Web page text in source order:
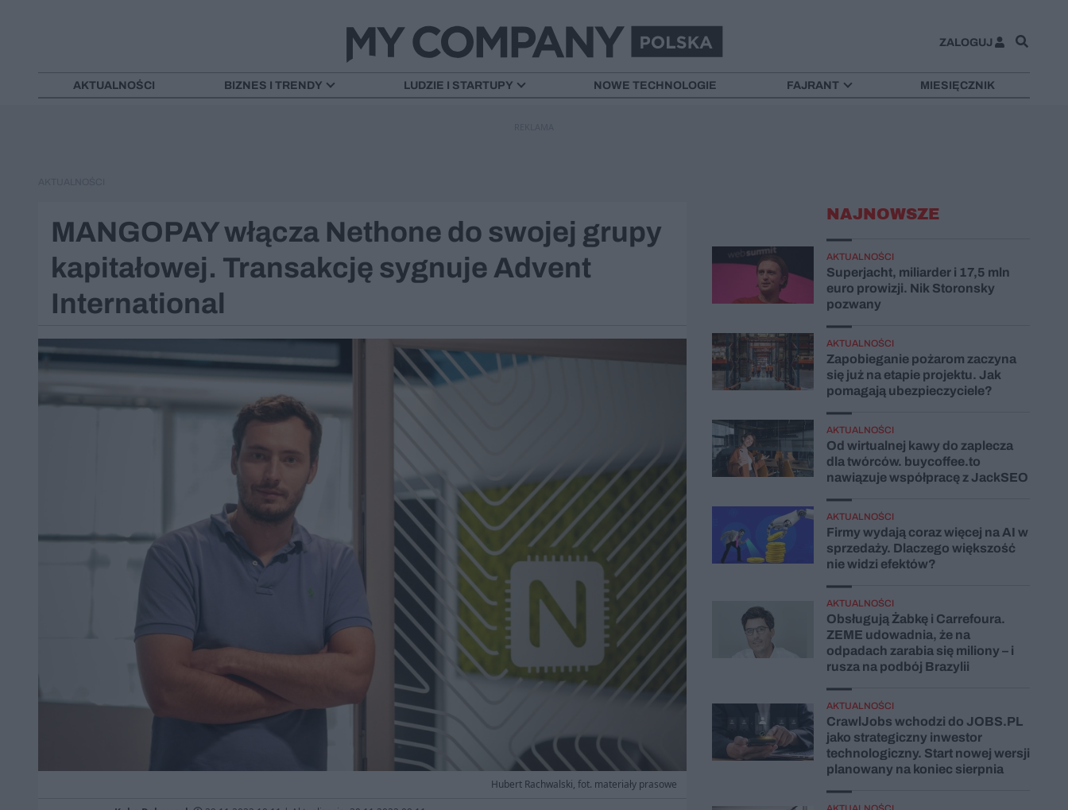
ZALOGUJ
AKTUALNOŚCI BIZNES I TRENDY LUDZIE I STARTUPY NOWE TECHNOLOGIE FAJRANT MIESIĘCZNIK
MANGOPAY włącza Nethone do swojej grupy
kapitałowej. Transakcję sygnuje Advent
International
Hubert Rachwalski, fot. materiały prasowe
NAJNOWSZE
AKTUALNOŚCI
Superjacht, miliarder i 17,5 mln
euro prowizji. Nik Storonsky
pozwany
AKTUALNOŚCI
Zapobieganie pożarom zaczyna
się już na etapie projektu. Jak
pomagają ubezpieczyciele?
AKTUALNOŚCI
Od wirtualnej kawy do zaplecza
dla twórców. buycoffee.to
nawiązuje współpracę z JackSEO
AKTUALNOŚCI
Firmy wydają coraz więcej na AI w
sprzedaży. Dlaczego większość
nie widzi efektów?
AKTUALNOŚCI
Obsługują Żabkę i Carrefoura.
ZEME udowadnia, że na
odpadach zarabia się miliony – i
rusza na podbój Brazylii
AKTUALNOŚCI
CrawlJobs wchodzi do JOBS.PL
jako strategiczny inwestor
technologiczny. Start nowej wersji
planowany na koniec sierpnia